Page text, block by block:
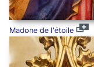
Madone de l'étoile